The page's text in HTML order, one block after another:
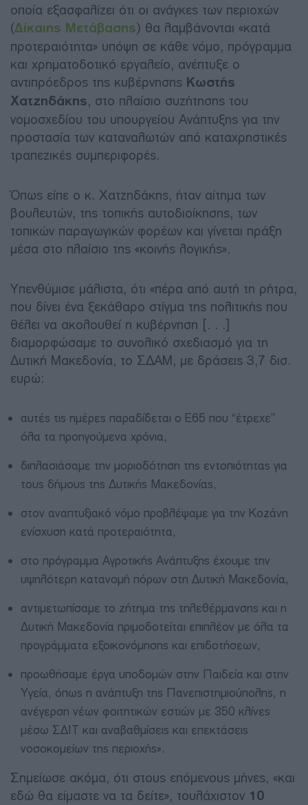
οποία εξασφαλίζει ότι οι ανάγκες των περιοχών
(Δίκαιης Μετάβασης) θα λαμβάνονται «κατά
προτεραιότητα» υπόψη σε κάθε νόμο, πρόγραμμα
και χρηματοδοτικό εργαλείο, ανέπτυξε ο
αντιπρόεδρος της κυβέρνησης Κωστής
Χατζηδάκης, στο πλαίσιο συζήτησης του
νομοσχεδίου του υπουργείου Ανάπτυξης για την
προστασία των καταναλωτών από καταχρηστικές
τραπεζικές συμπεριφορές.
Όπως είπε ο κ. Χατζηδάκης, ήταν αίτημα των
βουλευτών, της τοπικής αυτοδιοίκησης, των
τοπικών παραγωγικών φορέων και γίνεται πράξη
μέσα στο πλαίσιο της «κοινής λογικής».
Υπενθύμισε μάλιστα, ότι «πέρα από αυτή τη ρήτρα,
που δίνει ένα ξεκάθαρο στίγμα της πολιτικής που
θέλει να ακολουθεί η κυβέρνηση [. . .]
διαμορφώσαμε το συνολικό σχεδιασμό για τη
Δυτική Μακεδονία, το ΣΔΑΜ, με δράσεις 3,7 δισ.
ευρώ:
αυτές τις ημέρες παραδίδεται ο Ε65 που “έτρεχε”
όλα τα προηγούμενα χρόνια,
διπλασιάσαμε την μοριοδότηση της εντοπιότητας για
τους δήμους της Δυτικής Μακεδονίας,
στον αναπτυξιακό νόμο προβλέψαμε για την Κοζάνη
ενίσχυση κατά προτεραιότητα,
στο πρόγραμμα Αγροτικής Ανάπτυξης έχουμε την
υψηλότερη κατανομή πόρων στη Δυτική Μακεδονία,
αντιμετωπίσαμε το ζήτημα της τηλεθέρμανσης και η
Δυτική Μακεδονία πριμοδοτείται επιπλέον με όλα τα
προγράμματα εξοικονόμησης και επιδοτήσεων,
προωθήσαμε έργα υποδομών στην Παιδεία και στην
Υγεία, όπως η ανάπτυξη της Πανεπιστημιούπολης, η
ανέγερση νέων φοιτητικών εστιών με 350 κλίνες
μέσω ΣΔΙΤ και αναβαθμίσεις και επεκτάσεις
νοσοκομείων της περιοχής».
Σημείωσε ακόμα, ότι στους επόμενους μήνες, «και
εδώ θα είμαστε να τα δείτε», τουλάχιστον 10